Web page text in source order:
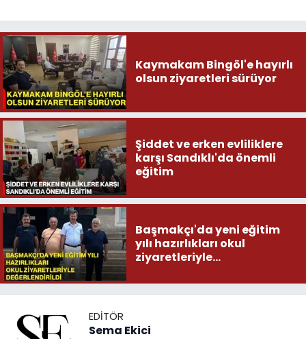
Kaymakam Bingöl'e hayırlı
olsun ziyaretleri sürüyor
Şiddet ve erken evliliklere
karşı Sandıklı'da önemli
eğitim
Başmakçı'da yeni eğitim
yılı hazırlıkları okul
ziyaretleriyle
EDITÖR
Sema Ekici